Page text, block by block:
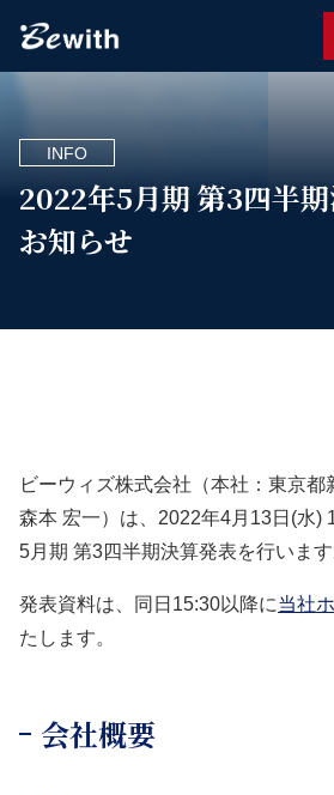
2022年5月期 第3四半
お知らせ
INFO
ビーウィズ株式会社（本社：東京都
森本 宏一）は、2022年4月13日(水)
5月期 第3四半期決算発表を行います
発表資料は、同日15:30以降に当社
たします。
会社概要